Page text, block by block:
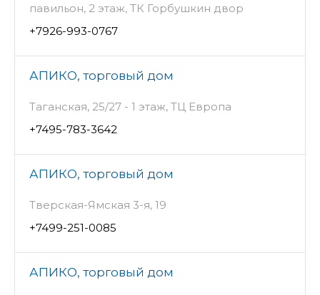
павильон, 2 этаж, ТК Горбушкин двор
+7926-993-0767
АПИКО, торговый дом
Таганская, 25/27 - 1 этаж, ТЦ Европа
+7495-783-3642
АПИКО, торговый дом
Тверская-Ямская 3-я, 19
+7499-251-0085
АПИКО, торговый дом